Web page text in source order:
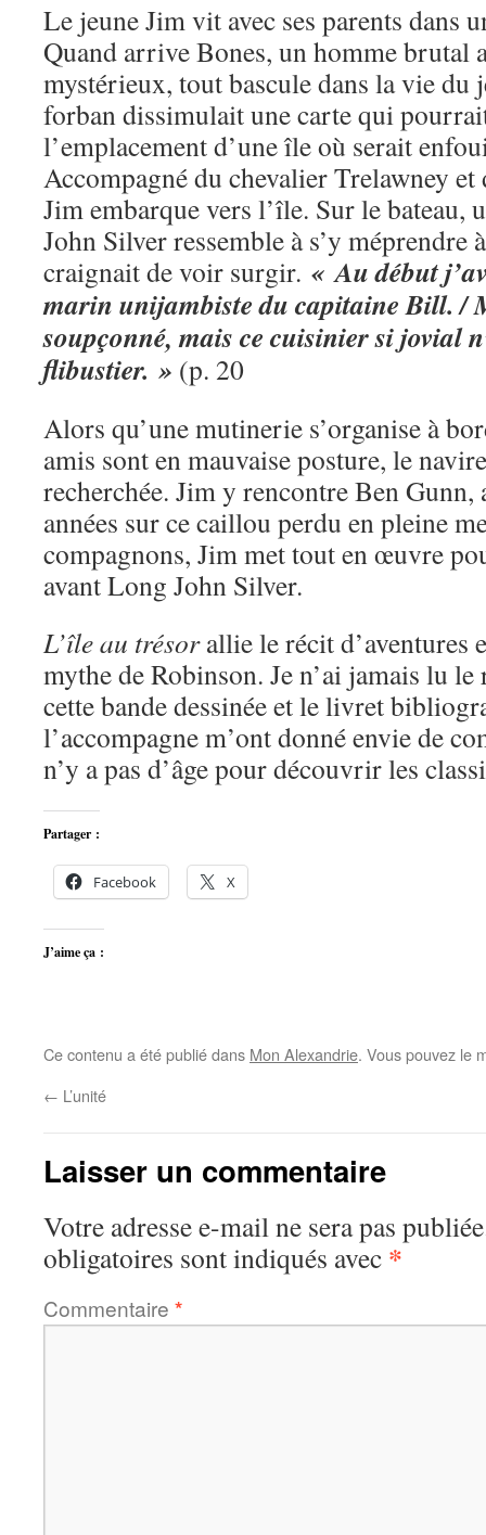
Le jeune Jim vit avec ses parents dans
Quand arrive Bones, un homme brutal
mystérieux, tout bascule dans la vie du
forban dissimulait une carte qui
l’emplacement d’une île où serait
Accompagné du chevalier Trelawney
Jim embarque vers l’île. Sur le bateau,
John Silver ressemble à s’y méprendre
craignait de voir surgir. « Au début
marin unijambiste du capitaine Bill. /
soupçonné, mais ce cuisinier si jovial
flibustier. » (p. 20
Alors qu’une mutinerie s’organise à
amis sont en mauvaise posture, le
recherchée. Jim y rencontre Ben Gunn,
années sur ce caillou perdu en pleine
compagnons, Jim met tout en œuvre
avant Long John Silver.
L’île au trésorallie le récit d’aventures
mythe de Robinson. Je n’ai jamais lu
cette bande dessinée et le livret
l’accompagne m’ont donné envie de
n’y a pas d’âge pour découvrir les
Partager :
Facebook X
J’aime ça :
Ce contenu a été publié dans Mon Alexandrie. Vous pouvez le
← L’unité
Laisser un commentaire
Votre adresse e-mail ne sera pas
obligatoires sont indiqués avec *
Commentaire *